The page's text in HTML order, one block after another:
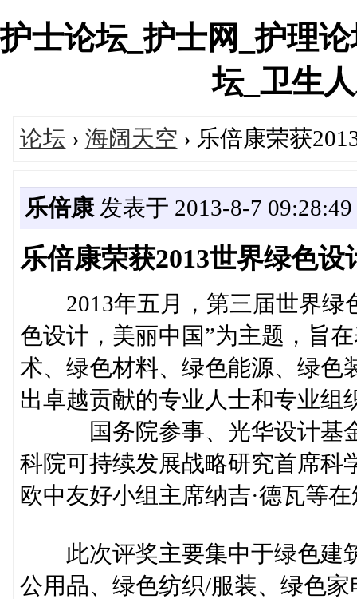
护士论坛_护士网_护理
坛_卫生
论坛 › 海阔天空 › 乐倍康荣获
乐倍康发表于 2013-8-7 09:28:49
乐倍康荣获2013世界绿色
2013年五月，第三届世界绿
色设计，美丽中国”为主题，旨
术、绿色材料、绿色能源、绿色
出卓越贡献的专业人士和专业组
国务院参事、光华设计基金
科院可持续发展战略研究首席科
欧中友好小组主席纳吉·德瓦等
此次评奖主要集中于绿色建
公用品、绿色纺织/服装、绿色